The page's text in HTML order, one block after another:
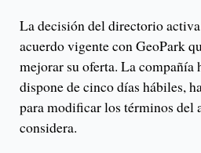
La decisión del directorio
acuerdo vigente con GeoPark
mejorar su oferta. La compañía
dispone de cinco días hábiles,
para modificar los términos del
considera.